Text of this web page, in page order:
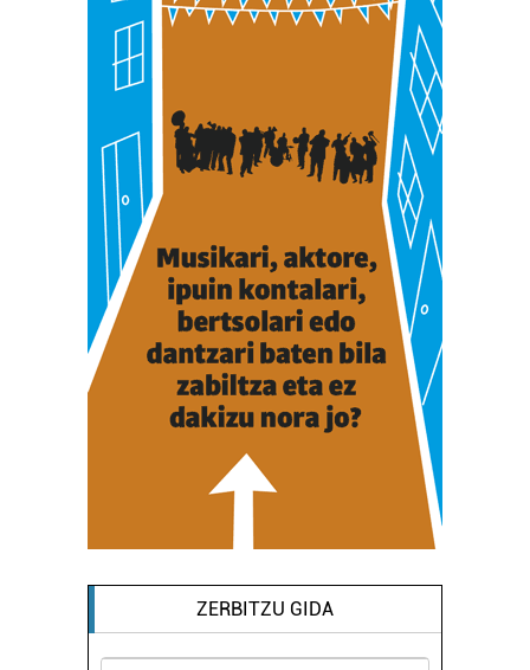
ZERBITZU GIDA